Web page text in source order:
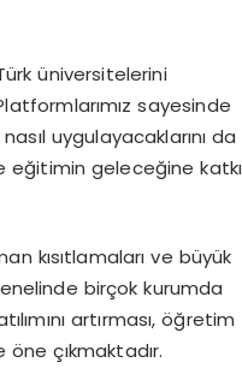
üniversitelerini
sayesinde
uygulayacaklarını da
eğitimin geleceğine katkı
kısıtlamaları ve büyük
birçok kurumda
artırması, öğretim
çıkmaktadır.